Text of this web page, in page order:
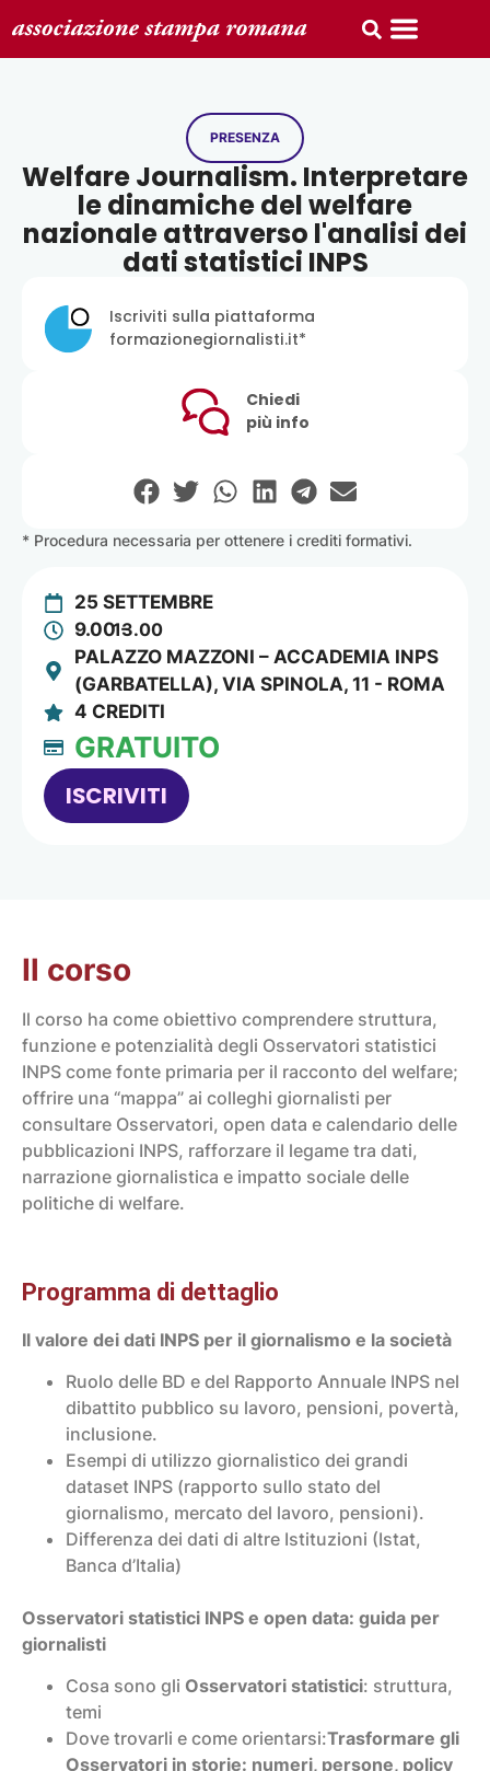
PRESENZA
Welfare Journalism. Interpretare
le dinamiche del welfare
nazionale attraverso l'analisi dei
dati statistici INPS
Iscriviti sulla piattaforma
formazionegiornalisti.it*
Chiedi
più info
* Procedura necessaria per ottenere i crediti formativi.
25 SETTEMBRE
9.00 -13.00
PALAZZO MAZZONI – ACCADEMIA INPS
(GARBATELLA), VIA SPINOLA, 11 - ROMA
4 CREDITI
GRATUITO
ISCRIVITI
Il corso
Il corso ha come obiettivo comprendere struttura,
funzione e potenzialità degli Osservatori statistici
INPS come fonte primaria per il racconto del welfare;
offrire una “mappa” ai colleghi giornalisti per
consultare Osservatori, open data e calendario delle
pubblicazioni INPS, rafforzare il legame tra dati,
narrazione giornalistica e impatto sociale delle
politiche di welfare.
Programma di dettaglio
Il valore dei dati INPS per il giornalismo e la società
Ruolo delle BD e del Rapporto Annuale INPS nel
dibattito pubblico su lavoro, pensioni, povertà,
inclusione.​
Esempi di utilizzo giornalistico dei grandi
dataset INPS (rapporto sullo stato del
giornalismo, mercato del lavoro, pensioni).​
Differenza dei dati di altre Istituzioni (Istat,
Banca d’Italia)
Osservatori statistici INPS e open data: guida per
giornalisti
Cosa sono gli Osservatori statistici: struttura,
temi
Dove trovarli e come orientarsi:Trasformare gli
Osservatori in storie: numeri, persone, policy